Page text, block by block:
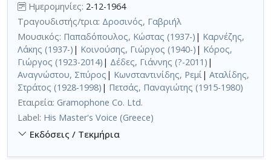
Ημερομηνίες: 2-12-1964
Τραγουδιστής/τρια: Δροσινός, Γαβριήλ
Μουσικός: Παπαδόπουλος, Κώστας (1937-) | Καρνέζης,
Λάκης (1937-) | Κοινούσης, Γιώργος (1940-) | Κόρος,
Γιώργος (1923-2014) | Δέδες, Γιάννης (?-2011) |
Αναγνώστου, Σπύρος | Κωνσταντινίδης, Ρεμί| Αταλίδης,
Στράτος (1928-1998) | Πετσάς, Παναγιώτης (1915-1980)
Εταιρεία: Gramophone Co. Ltd.
Label: His Master's Voice (Greece)
Εκδόσεις / Τεκμήρια